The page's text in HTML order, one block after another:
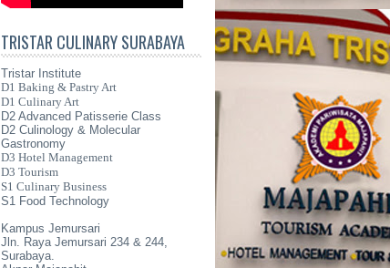
TRISTAR CULINARY SURABAYA
Tristar Institute
D1 Baking & Pastry Art
D1 Culinary Art
D2 Advanced Patisserie Class
D2 Culinology & Molecular
Gastronomy
D3 Hotel Management
D3 Tourism
S1 Culinary Business
S1 Food Technology
Kampus Jemursari
Jln. Raya Jemursari 234 & 244,
Surabaya.